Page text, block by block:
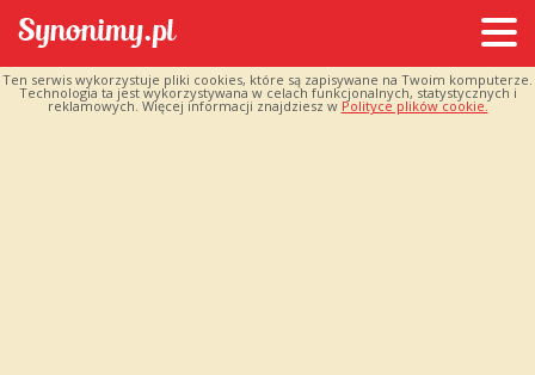
Ten serwis wykorzystuje pliki cookies, które są zapisywane na Twoim komputerze.
Technologia ta jest wykorzystywana w celach funkcjonalnych, statystycznych i
reklamowych. Więcej informacji znajdziesz w Polityce plików cookie.